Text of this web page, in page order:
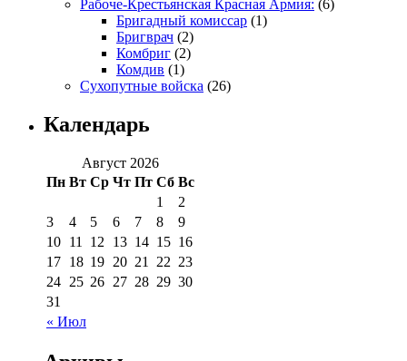
Рабоче-Крестьянская Красная Армия: (6)
Бригадный комиссар (1)
Бригврач (2)
Комбриг (2)
Комдив (1)
Сухопутные войска (26)
Календарь
Август 2026
Пн Вт Ср Чт Пт Сб Вс
« Июл
1
2
3
4 5 6 7 8
9
10 11 12 13 14 15 16
17 18 19 20 21 22 23
24 25 26 27 28 29 30
31